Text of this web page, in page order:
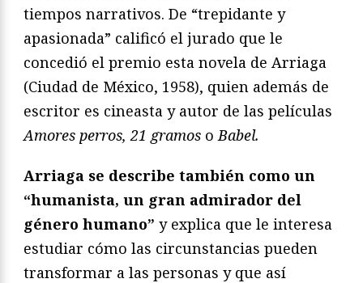
tiempos narrativos. De “trepidante y
apasionada” calificó el jurado que le
concedió el premio esta novela de Arriaga
(Ciudad de México, 1958), quien además de
escritor es cineasta y autor de las películas
Amores perros, 21 gramos o Babel.
Arriaga se describe también como un
“humanista, un gran admirador del
género humano” y explica que le interesa
estudiar cómo las circunstancias pueden
transformar a las personas y que así